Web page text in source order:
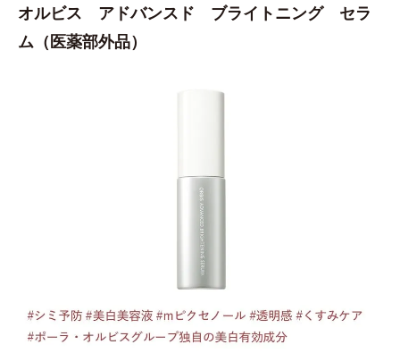
オルビス アドバンスド ブライトニング セラ
ム（医薬部外品）